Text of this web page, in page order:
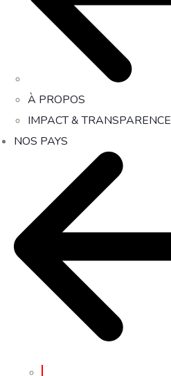
À PROPOS
IMPACT & TRANSPARENCE
NOS PAYS